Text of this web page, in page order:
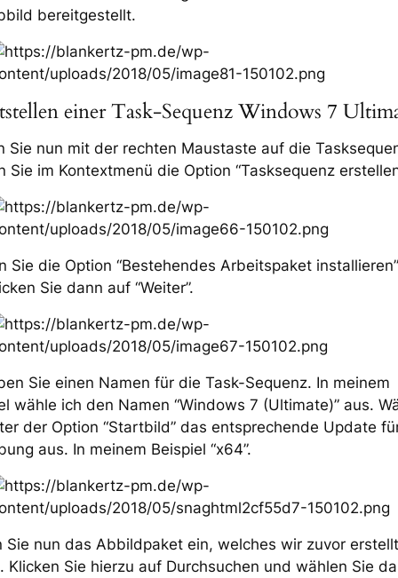
bereitgestellt.
einer Task-Sequenz Windows 7
Sie nun mit der rechten Maustaste auf die
Sie im Kontextmenü die Option “Tasksequenz
Sie die Option “Bestehendes Arbeitspaket
Sie dann auf “Weiter”.
Sie einen Namen für die Task-Sequenz. In meinem
wähle ich den Namen “Windows 7 (Ultimate)” aus.
der Option “Startbild” das entsprechende Update
aus. In meinem Beispiel “x64”.
Sie nun das Abbildpaket ein, welches wir zuvor erstellt
Klicken Sie hierzu auf Durchsuchen und wählen Sie